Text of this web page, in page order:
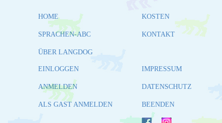
HOME
SPRACHEN-ABC
ÜBER LANGDOG
KOSTEN
KONTAKT
EINLOGGEN
ANMELDEN
ALS GAST ANMELDEN
IMPRESSUM
DATENSCHUTZ
BEENDEN